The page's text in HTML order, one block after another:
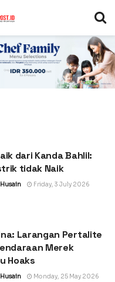
dari Kanda Bahlil:
tidak Naik
Friday, 3 July 2026
Larangan Pertalite
Merek
Hoaks
Monday, 25 May 2026